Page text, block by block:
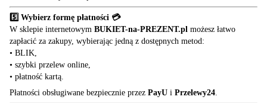
5️⃣ Wybierz formę płatności 💳
W sklepie internetowym BUKIET-na-PREZENT.pl możesz łatwo
zapłacić za zakupy, wybierając jedną z dostępnych metod:
• BLIK,
• szybki przelew online,
• płatność kartą.
Płatności obsługiwane bezpiecznie przez PayU i Przelewy24